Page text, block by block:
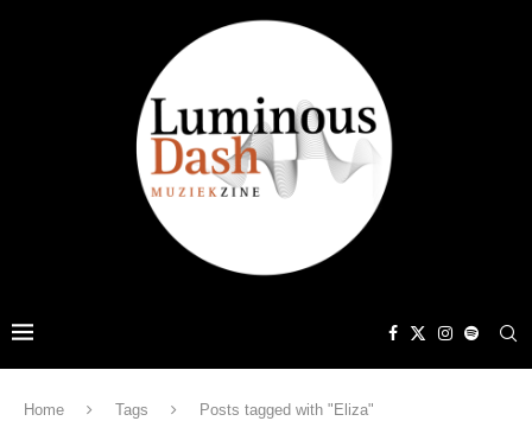
Home Tags Posts tagged with "Eliza"